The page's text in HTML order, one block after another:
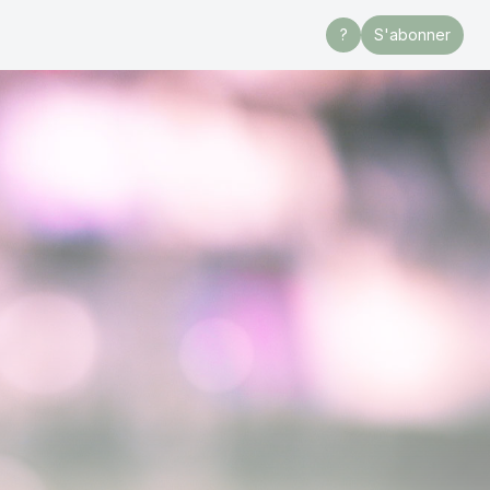
? S'abonner